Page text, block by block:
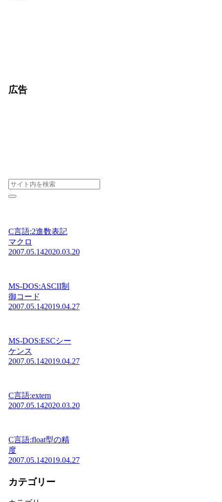
広告
C言語:2進数表記
マクロ
2007.05.142020.03.20
MS-DOS:ASCII制
御コード
2007.05.142019.04.27
MS-DOS:ESCシー
ケンス
2007.05.142019.04.27
C言語:extern
2007.05.142020.03.20
C言語:float型の精
度
2007.05.142019.04.27
カテゴリー